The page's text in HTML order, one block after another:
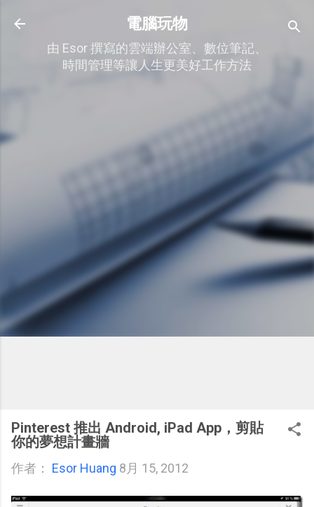
跳到主要內容
電腦玩物
由 Esor 撰寫的雲端辦公室、數位筆記、
時間管理等讓人生更美好工作方法
Pinterest 推出 Android, iPad App，剪貼
你的夢想計畫牆
作者： Esor Huang 8月 15, 2012